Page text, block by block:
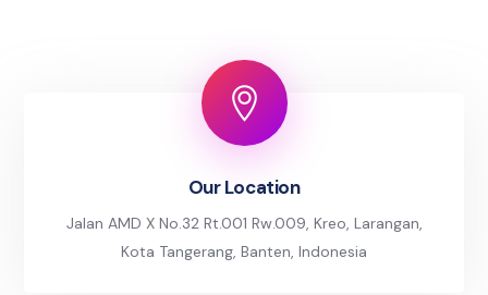
Our Location
Jalan AMD X No.32 Rt.001 Rw.009, Kreo, Larangan,
Kota Tangerang, Banten, Indonesia